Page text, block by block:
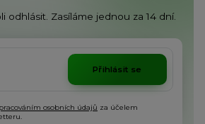
odhlásit. Zasíláme jednou za 14 dní.
Přihlásit se
osobních údajů za účelem